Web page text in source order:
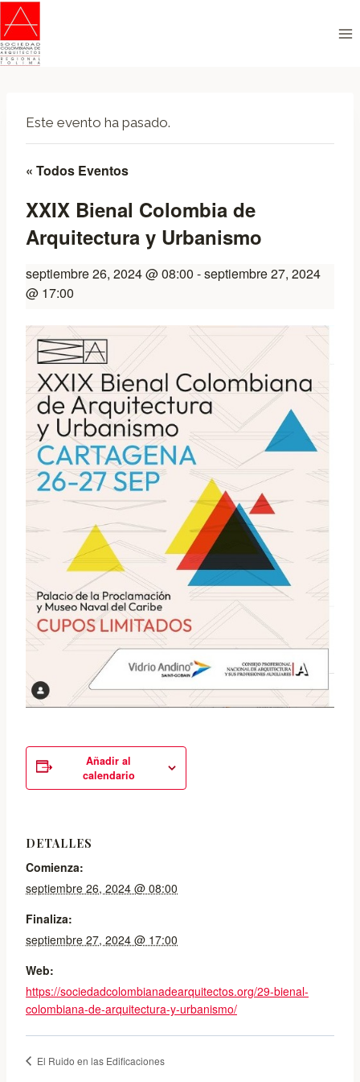
Saltar
al
contenido
Este evento ha pasado.
« Todos Eventos
XXIX Bienal Colombia de
Arquitectura y Urbanismo
septiembre 26, 2024 @ 08:00 -septiembre 27, 2024
@ 17:00
Añadir al
calendario
DETALLES
Comienza:
septiembre 26, 2024 @ 08:00
Finaliza:
septiembre 27, 2024 @ 17:00
Web:
https://sociedadcolombianadearquitectos.org/29-bienal-
colombiana-de-arquitectura-y-urbanismo/
El Ruido en las Edificaciones